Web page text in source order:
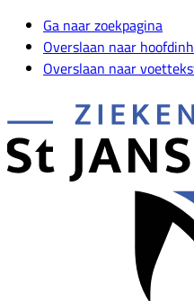
Ga naar zoekpagina
Overslaan naar
Overslaan naar